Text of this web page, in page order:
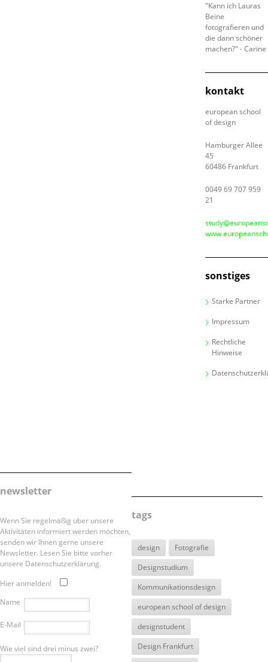
"Kann ich Lauras
Beine
fotografieren und
die dann schöner
machen?" - Carine
kontakt
european school
of design
Hamburger Allee
45
60486 Frankfurt
0049 69 707 959
21
sonstiges
Starke Partner
Impressum
Rechtliche
Hinweise
newsletter
Wenn Sie regelmäßig über unsere
Aktivitäten informiert werden möchten,
senden wir Ihnen gerne unsere
Newsletter. Lesen Sie bitte vorher
unsere Datenschutzerklärung.
Hier anmelden!
Name
E-Mail
Wie viel sind drei minus zwei?
tags
design
Fotografie
Designstudium
Kommunikationsdesign
european school of design
designstudent
Design Frankfurt